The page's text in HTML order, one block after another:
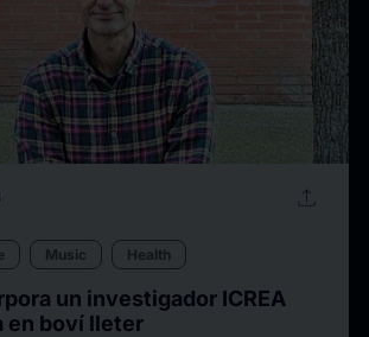
upload
Music Health
un investigador ICREA
en boví lleter